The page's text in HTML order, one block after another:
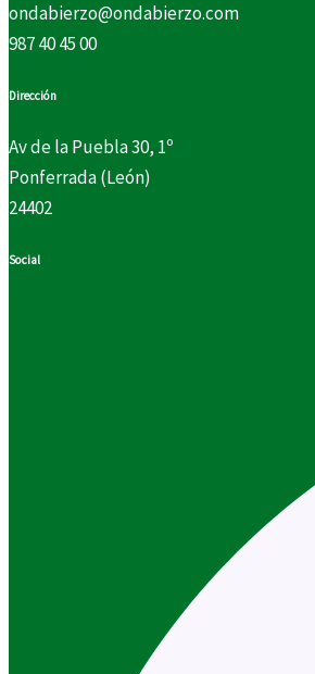
ondabierzo@ondabierzo.com
987 40 45 00
Dirección
Av de la Puebla 30, 1º
Ponferrada (León)
24402
Social